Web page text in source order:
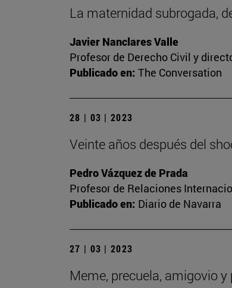
La maternidad subrogada,
Javier Nanclares Valle
Profesor de Derecho Civil y
Publicado en: The Conversation
28 | 03 | 2023
Veinte años después del
Pedro Vázquez de Prada
Profesor de Relaciones
Publicado en: Diario de Navarra
27 | 03 | 2023
Meme, precuela, amigovio